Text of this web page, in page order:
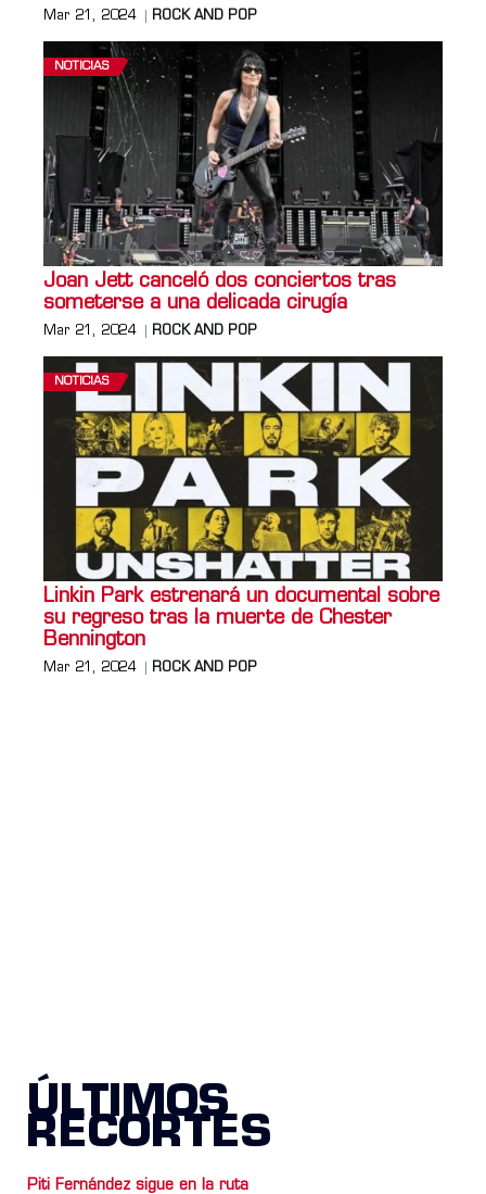
Mar 21, 2024 ROCK AND POP
NOTICIAS
Joan Jett canceló dos conciertos tras
someterse a una delicada cirugía
Mar 21, 2024 ROCK AND POP
NOTICIAS
Linkin Park estrenará un documental sobre
su regreso tras la muerte de Chester
Bennington
Mar 21, 2024 ROCK AND POP
ÚLTIMOS
RECORTES
Piti Fernández sigue en la ruta